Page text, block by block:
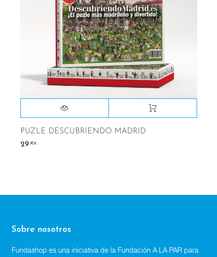
PUZLE DESCUBRIENDO MADRID
29,90€
Sobre nosotros
Fundashop es una iniciativa de la Fundación A LA PAR para